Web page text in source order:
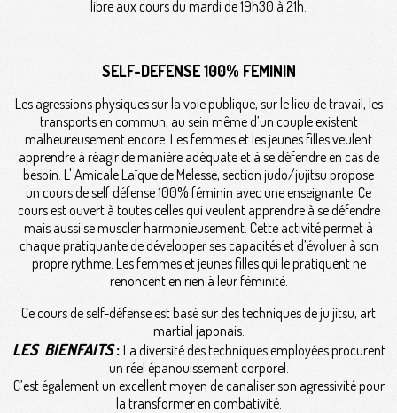
libre aux cours du mardi de 19h30 à 21h.
SELF-DEFENSE 100% FEMININ
Les agressions physiques sur la voie publique, sur le lieu de travail, les
transports en commun, au sein même d’un couple existent
malheureusement encore. Les femmes et les jeunes filles veulent
apprendre à réagir de manière adéquate et à se défendre en cas de
besoin. L' Amicale Laïque de Melesse, section judo/jujitsu propose
un cours de self défense 100% féminin avec une enseignante. Ce
cours est ouvert à toutes celles qui veulent apprendre à se défendre
mais aussi se muscler harmonieusement. Cette activité permet à
chaque pratiquante de développer ses capacités et d’évoluer à son
propre rythme. Les femmes et jeunes filles qui le pratiquent ne
renoncent en rien à leur féminité.
Ce cours de self-défense est basé sur des techniques de ju jitsu, art
martial japonais.
LES BIENFAITS: La diversité des techniques employées procurent
un réel épanouissement corporel.
C’est également un excellent moyen de canaliser son agressivité pour
la transformer en combativité.